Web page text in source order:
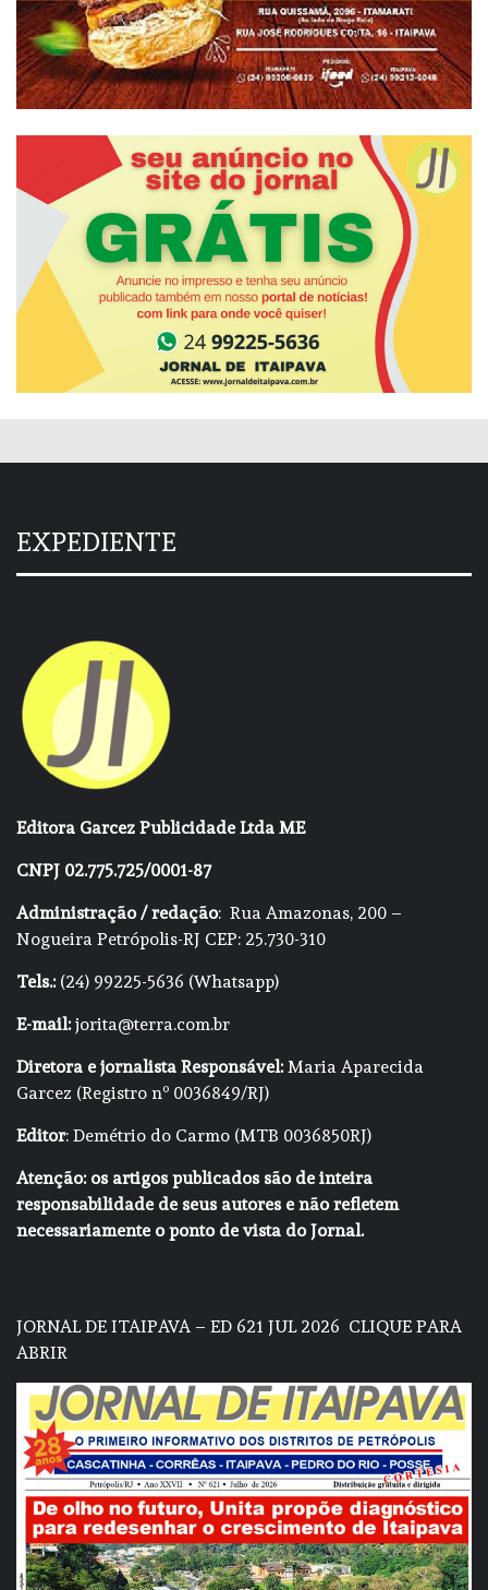
EXPEDIENTE
Editora Garcez Publicidade Ltda ME
CNPJ 02.775.725/0001-87
Administração / redação: Rua Amazonas, 200 –
Nogueira Petrópolis-RJ CEP: 25.730-310
Tels.:(24) 99225-5636 (Whatsapp)
E-mail:jorita@terra.com.br
Diretora e jornalista Responsável:Maria Aparecida
Garcez (Registro nº 0036849/RJ)
Editor: Demétrio do Carmo (MTB 0036850RJ)
Atenção: os artigos publicados são de inteira
responsabilidade de seus autores e não refletem
necessariamente o ponto de vista do Jornal.
JORNAL DE ITAIPAVA – ED 621 JUL 2026 CLIQUE PARA
ABRIR